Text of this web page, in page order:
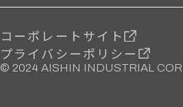
© 2024 AISHIN INDUSTRIAL
コーポレートサイト
プライバシーポリシー